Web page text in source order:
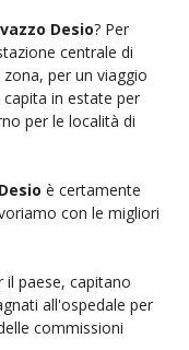
Desio? Per
centrale di
per un viaggio
in estate per
per le località di
è certamente
con le migliori
paese, capitano
all'ospedale per
commissioni